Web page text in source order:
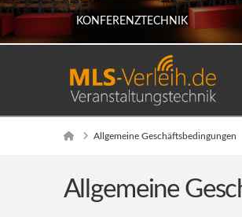
KONFERENZTECHNIK
KONFERENZTECHNIK/ FIRMENEVENTS
HomeAllgemeine Geschäftsbedingungen
Allgemeine